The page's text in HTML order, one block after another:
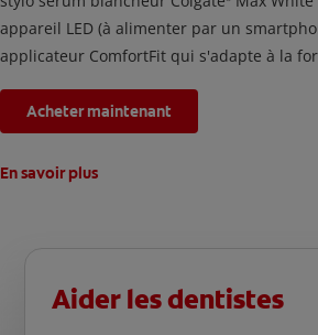
appareil LED (à alimenter par un
applicateur ComfortFit qui s'adapte à la
par jour pendant 2 semaines, les taches
nourriture et les boissons depuis 20 ans
Acheter maintenant
En savoir plus
Aider les dentistes